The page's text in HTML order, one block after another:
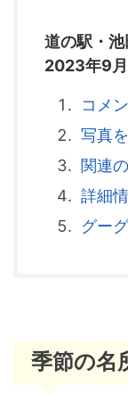
道の駅・
2023年9月
コメ
写真
関連
詳細
グー
季節の名